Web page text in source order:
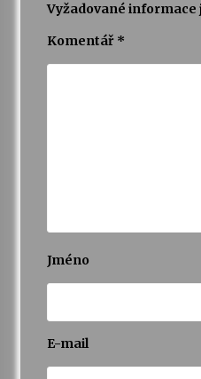
Želiv
Vyžadované informace
Komentář *
Jméno
E-mail